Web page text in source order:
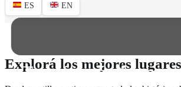
ES EN
Tu guía práctica
Explorá los mejores